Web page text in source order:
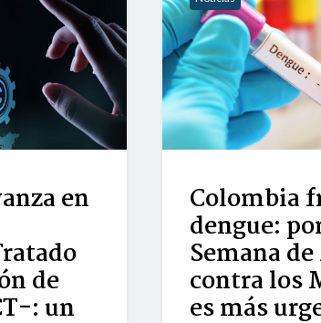
en
de
: un
Colombia
dengue:
Semana
contra los
es más